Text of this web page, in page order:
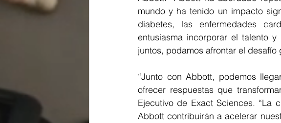
mundo y ha tenido un impacto
diabetes, las enfermedades
entusiasma incorporar el talento
juntos, podamos afrontar el desafío
“Junto con Abbott, podemos
ofrecer respuestas que
Ejecutivo de Exact Sciences. “La
Abbott contribuirán a acelerar